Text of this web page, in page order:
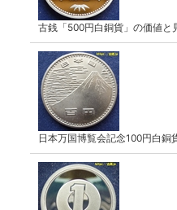
古銭「500円白銅貨」の価値と
日本万国博覧会記念100円白銅